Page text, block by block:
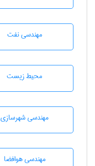
مهندسی نفت
محيط زيست
مهندسی شهرسازی
مهندسی هوافضا